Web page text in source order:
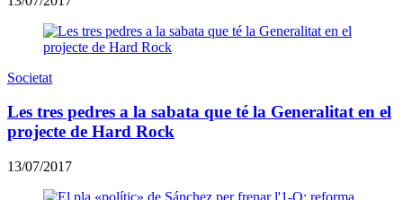
Societat
Les tres pedres a la sabata que té la Generalitat en el
projecte de Hard Rock
13/07/2017